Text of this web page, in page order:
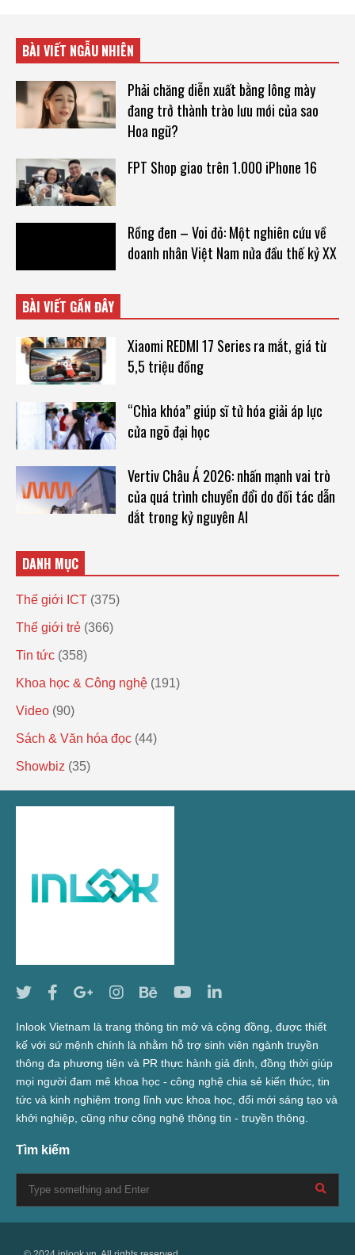
BÀI VIẾT NGẪU NHIÊN
Phải chăng diễn xuất bằng lông mày
đang trở thành trào lưu mới của sao
Hoa ngữ?
FPT Shop giao trên 1.000 iPhone 16
Rồng đen – Voi đỏ: Một nghiên cứu về
doanh nhân Việt Nam nửa đầu thế kỷ XX
BÀI VIẾT GẦN ĐÂY
Xiaomi REDMI 17 Series ra mắt, giá từ
5,5 triệu đồng
“Chìa khóa” giúp sĩ tử hóa giải áp lực
cửa ngõ đại học
Vertiv Châu Á 2026: nhấn mạnh vai trò
của quá trình chuyển đổi do đối tác dẫn
dắt trong kỷ nguyên AI
DANH MỤC
Thế giới ICT (375)
Thế giới trẻ (366)
Tin tức (358)
Khoa học & Công nghệ (191)
Video (90)
Sách & Văn hóa đọc (44)
Showbiz (35)
Inlook Vietnam là trang thông tin mở và cộng đồng, được thiết
kế với sứ mệnh chính là nhằm hỗ trợ sinh viên ngành truyền
thông đa phương tiện và PR thực hành giả định, đồng thời giúp
mọi người đam mê khoa học - công nghệ chia sẻ kiến thức, tin
tức và kinh nghiệm trong lĩnh vực khoa học, đổi mới sáng tạo và
khởi nghiệp, cũng như công nghệ thông tin - truyền thông.
Tìm kiếm